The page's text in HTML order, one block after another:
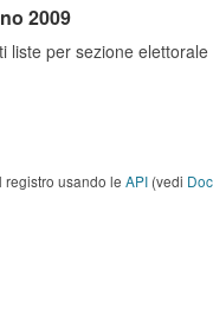
2009
liste per sezione elettorale
registro usando le API (vedi